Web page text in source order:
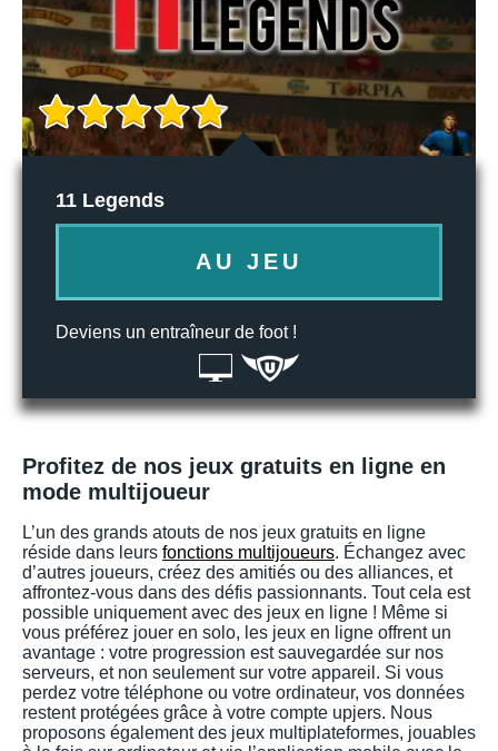
11 Legends
AU JEU
Deviens un entraîneur de foot !
Profitez de nos jeux gratuits en ligne en
mode multijoueur
L’un des grands atouts de nos jeux gratuits en ligne
réside dans leurs fonctions multijoueurs. Échangez avec
d’autres joueurs, créez des amitiés ou des alliances, et
affrontez-vous dans des défis passionnants. Tout cela est
possible uniquement avec des jeux en ligne ! Même si
vous préférez jouer en solo, les jeux en ligne offrent un
avantage : votre progression est sauvegardée sur nos
serveurs, et non seulement sur votre appareil. Si vous
perdez votre téléphone ou votre ordinateur, vos données
restent protégées grâce à votre compte upjers. Nous
proposons également des jeux multiplateformes, jouables